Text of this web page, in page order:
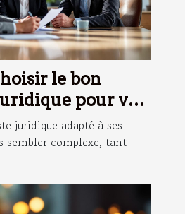
le bon
pour vos
juridique adapté à ses
sembler complexe, tant